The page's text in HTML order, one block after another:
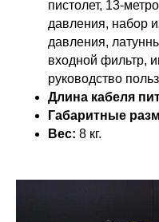
пистолет, 13-
давления, набор
давления,
входной фильтр,
руководство
Длина кабеля
Габаритные
Вес: 8 кг.